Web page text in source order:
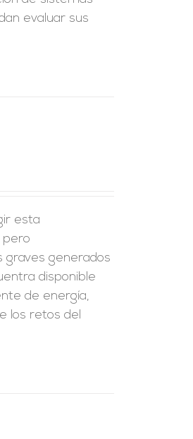
evaluar sus
esta
pero
graves generados
disponible
de energía,
los retos del